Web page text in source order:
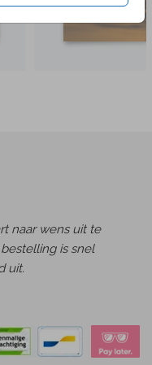
naar wens uit te
is snel
uit.